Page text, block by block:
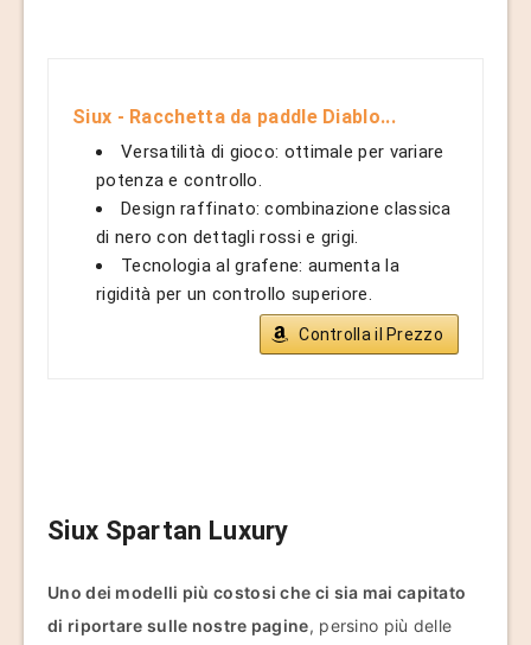
Siux - Racchetta da paddle Diablo...
Versatilità di gioco: ottimale per variare
potenza e controllo.
Design raffinato: combinazione classica
di nero con dettagli rossi e grigi.
Tecnologia al grafene: aumenta la
rigidità per un controllo superiore.
Controlla il Prezzo
Siux Spartan Luxury
Uno dei modelli più costosi che ci sia mai capitato
di riportare sulle nostre pagine, persino più delle